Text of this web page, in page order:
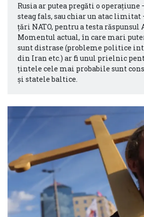
Rusia ar putea pregăti o operațiune
steag fals, sau chiar un atac
țări NATO, pentru a testa răspunsul
Momentul actual, în care mari
sunt distrase (probleme politice
din Iran etc.) ar fi unul prielnic
țintele cele mai probabile sunt
și statele baltice.